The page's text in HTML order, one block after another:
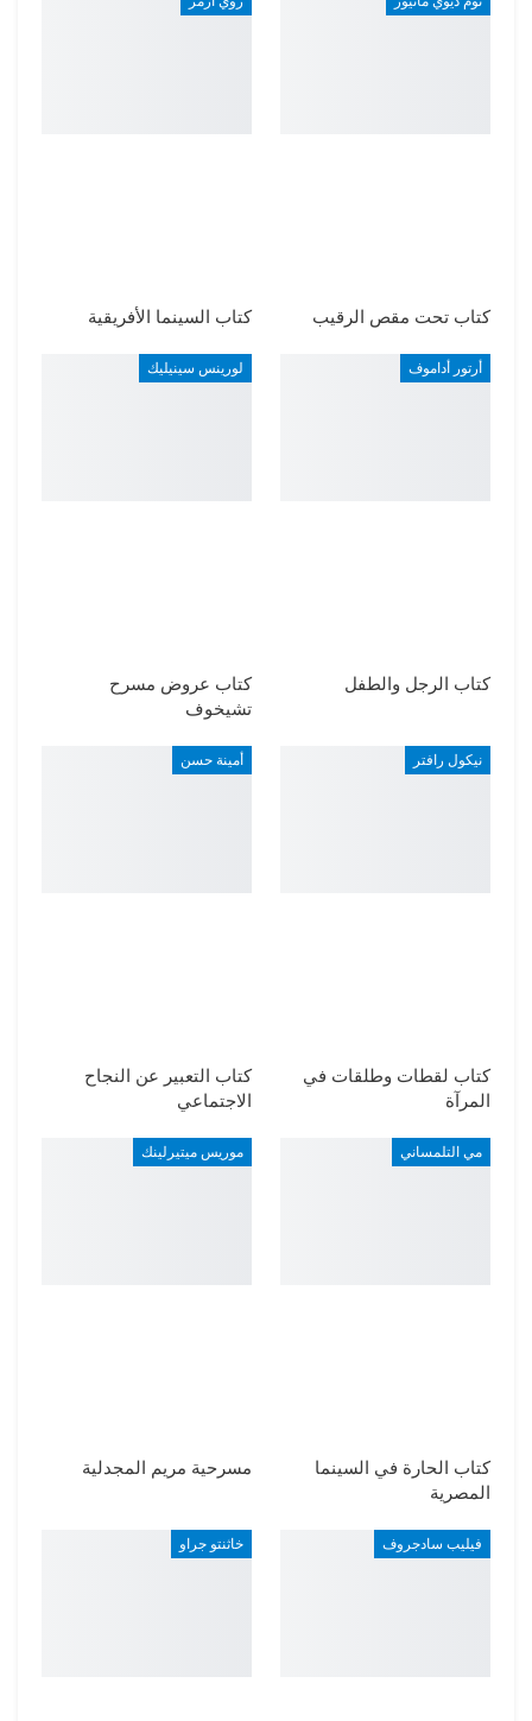
كتاب تحت مقص الرقيب كتاب السينما الأفريقية
أرتور أداموف
كتاب الرجل والطفل
لورينس سينيليك
كتاب عروض مسرح
تشيخوف
نيكول رافتر
كتاب لقطات وطلقات في
المرآة
أمينة حسن
كتاب التعبير عن النجاح
الاجتماعي
مي التلمساني
كتاب الحارة في السينما
المصرية
موريس ميتيرلينك
مسرحية مريم المجدلية
فيليب سادجروف خاثنتو جراو